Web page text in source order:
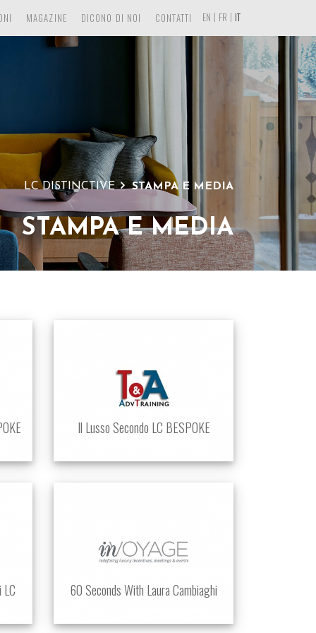
EN FR IT
MAGAZINE DICONO DI NOI CONTATTI
LC DISTINCTIVE STAMPA E MEDIA
STAMPA E MEDIA
Il Lusso Secondo LC BESPOKE
60 Seconds With Laura Cambiaghi